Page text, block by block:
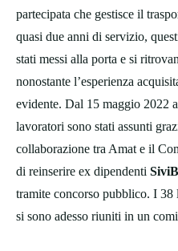
partecipata che gestisce il
quasi due anni di servizio,
stati messi alla porta e si
nonostante l’esperienza
evidente. Dal 15 maggio 2022
lavoratori sono stati assunti
collaborazione tra Amat e il
di reinserire ex dipendenti
tramite concorso pubblico. I 38
si sono adesso riuniti in un